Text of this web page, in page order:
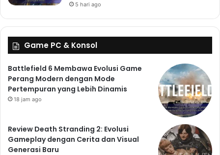
5 hari ago
Game PC & Konsol
Battlefield 6 Membawa Evolusi Game
Perang Modern dengan Mode
Pertempuran yang Lebih Dinamis
18 jam ago
Review Death Stranding 2: Evolusi
Gameplay dengan Cerita dan Visual
Generasi Baru